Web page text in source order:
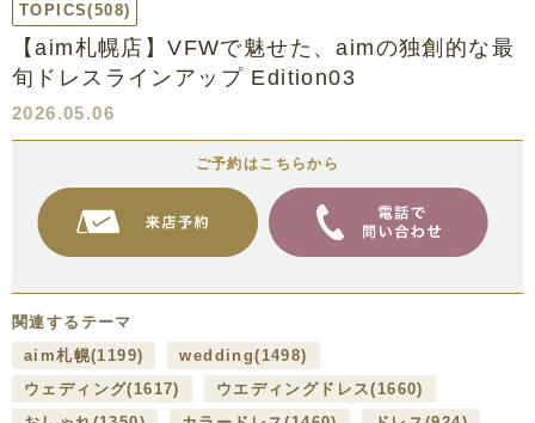
TOPICS(508)
【aim札幌店】VFWで魅せた、aimの独創的な最
旬ドレスラインアップ Edition03
2026.05.06
ご予約はこちらから
関連するテーマ
aim札幌(1199) wedding(1498)
ウェディング(1617) ウエディングドレス(1660)